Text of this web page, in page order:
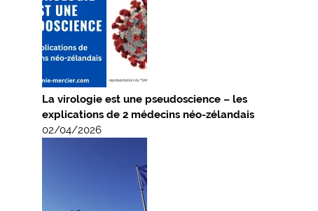
La virologie est une pseudoscience – les
explications de 2 médecins néo-zélandais
02/04/2026